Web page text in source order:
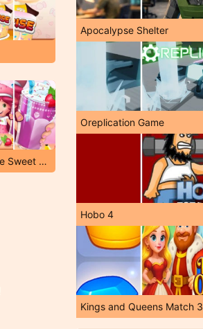
Strawberry Shortcake Sweet Shop
Apocalypse Shelter
Oreplication Game
Hobo 4
Kings and Queens Match 3